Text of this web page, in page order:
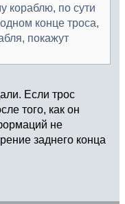
кораблю, по сути
конце троса,
покажут
Если трос
того, как он
не
заднего конца